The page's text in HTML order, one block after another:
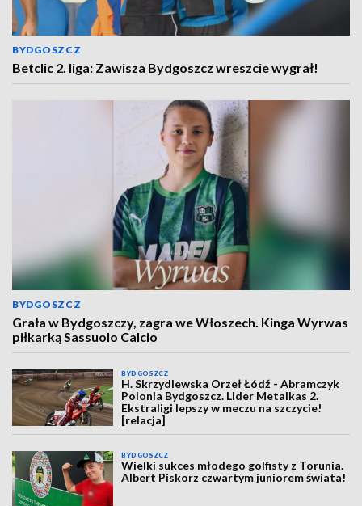
BYDGOSZCZ
Betclic 2. liga: Zawisza Bydgoszcz wreszcie wygrał!
BYDGOSZCZ
Grała w Bydgoszczy, zagra we Włoszech. Kinga Wyrwas
piłkarką Sassuolo Calcio
BYDGOSZCZ
H. Skrzydlewska Orzeł Łódź - Abramczyk
Polonia Bydgoszcz. Lider Metalkas 2.
Ekstraligi lepszy w meczu na szczycie!
[relacja]
BYDGOSZCZ
Wielki sukces młodego golfisty z Torunia.
Albert Piskorz czwartym juniorem świata!